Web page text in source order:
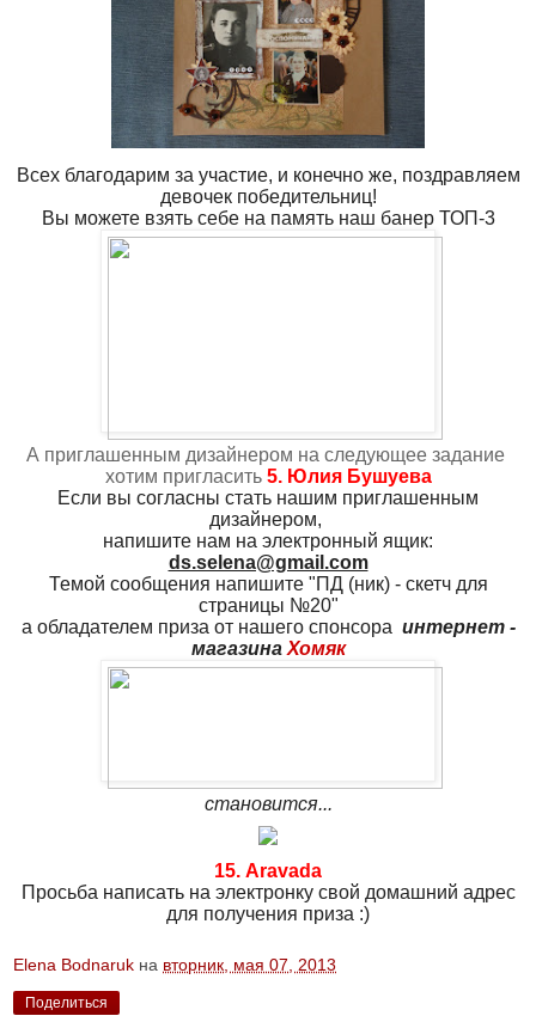
Всех благодарим за участие, и конечно же, поздравляем
девочек победительниц!
Вы можете взять себе на память наш банер ТОП-3
А приглашенным дизайнером на следующее задание
хотим пригласить 5. Юлия Бушуева
Если вы согласны стать нашим приглашенным
дизайнером,
напишите нам на электронный ящик:
ds.selena@gmail.com
Темой сообщения напишите "ПД (ник) - скетч для
страницы №20"
а обладателем приза от нашего спонсора интернет -
магазина Хомяк
становится...
15. Aravada
Просьба написать на электронку свой домашний адрес
для получения приза :)
Elena Bodnaruk на вторник, мая 07, 2013
Поделиться